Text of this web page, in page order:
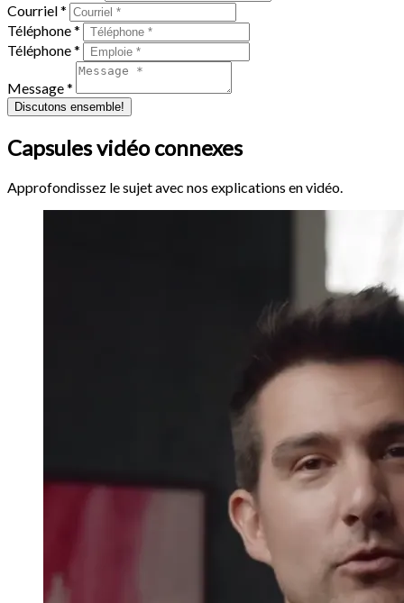
Courriel *
Téléphone *
Téléphone *
Message *
Discutons ensemble!
Capsules vidéo connexes
Approfondissez le sujet avec nos explications en vidéo.